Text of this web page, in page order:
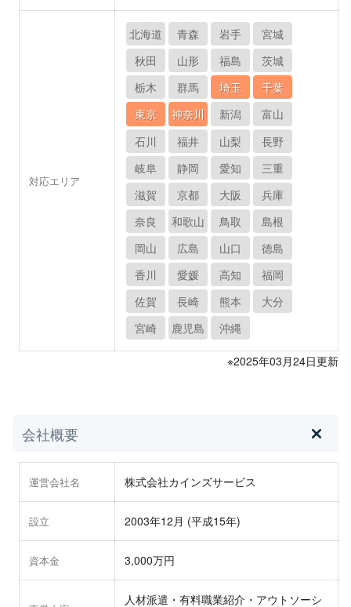
対応エリア
北海道 青森 岩手
宮城
秋田
山形 福島
茨城
栃木
群馬 埼玉
千葉
東京
神奈川 新潟
富山
石川
福井 山梨
長野
岐阜
静岡 愛知
三重
滋賀
京都 大阪
兵庫
奈良
和歌山 鳥取
島根
岡山
広島 山口
徳島
香川
愛媛 高知
福岡
佐賀
長崎 熊本
大分
宮崎
鹿児島 沖縄
※2025年03月24日更新
会社概要
運営会社名 株式会社カインズサービス
設立 2003年12月 (平成15年)
資本金 3,000万円
人材派遣・有料職業紹介・アウトソーシ